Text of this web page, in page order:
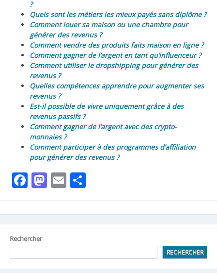
?
Quels sont les métiers les mieux payés sans diplôme ?
Comment louer sa maison ou une chambre pour
générer des revenus ?
Comment vendre des produits faits maison en ligne ?
Comment gagner de l’argent en tant qu’influenceur ?
Comment utiliser le dropshipping pour générer des
revenus ?
Quelles compétences apprendre pour augmenter ses
revenus ?
Est-il possible de vivre uniquement grâce à des
revenus passifs ?
Comment gagner de l’argent avec des crypto-
monnaies ?
Comment participer à des programmes d’affiliation
pour générer des revenus ?
Facebook
Mastodon
Email
Rechercher
RECHERCHER